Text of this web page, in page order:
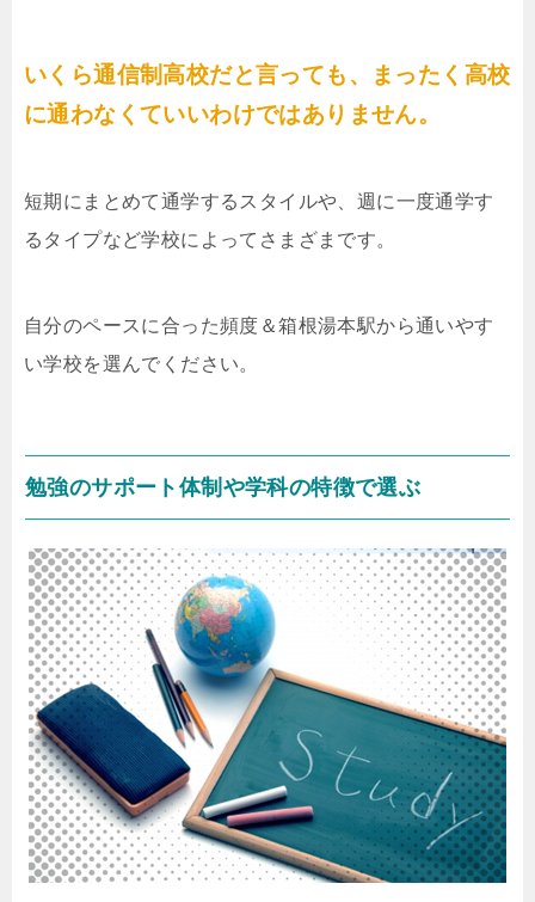
いくら通信制高校だと言っても、まったく高校
に通わなくていいわけではありません。
短期にまとめて通学するスタイルや、週に一度通学す
るタイプなど学校によってさまざまです。
自分のペースに合った頻度＆箱根湯本駅から通いやす
い学校を選んでください。
勉強のサポート体制や学科の特徴で選ぶ